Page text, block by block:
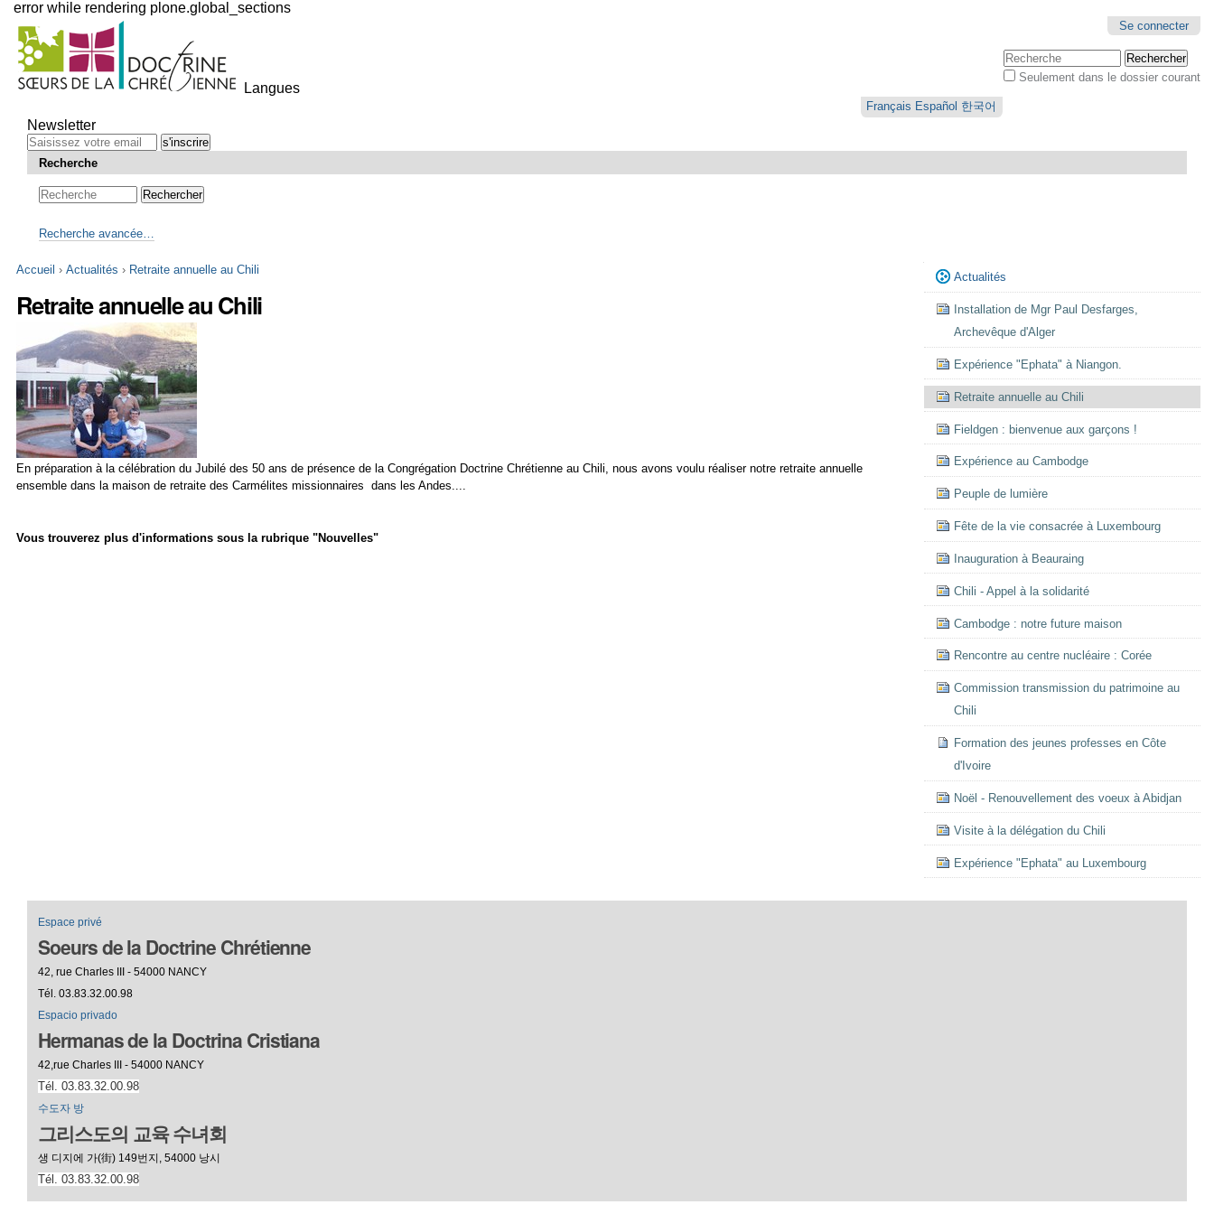
error while rendering plone.global_sections
Outils
personnels
Se connecter
Chercher par
Seulement dans le dossier courant
Langues
Français Español 한국어
au
contenu.
Aller
Newsletter
Recherche
Recherche avancée…
Accueil ›Actualités › Retraite annuelle au Chili
Retraite annuelle au Chili
En préparation à la célébration du Jubilé des 50 ans de présence de la Congrégation Doctrine Chrétienne au Chili, nous avons voulu réaliser notre retraite annuelle
ensemble dans la maison de retraite des Carmélites missionnaires dans les Andes....
Vous trouverez plus d'informations sous la rubrique "Nouvelles"
Navigation
Actualités
Installation de Mgr Paul Desfarges,
Archevêque d'Alger
Expérience "Ephata" à Niangon.
Retraite annuelle au Chili
Fieldgen : bienvenue aux garçons !
Expérience au Cambodge
Peuple de lumière
Fête de la vie consacrée à Luxembourg
Inauguration à Beauraing
Chili - Appel à la solidarité
Cambodge : notre future maison
Rencontre au centre nucléaire : Corée
Commission transmission du patrimoine au
Chili
Formation des jeunes professes en Côte
d'Ivoire
Noël - Renouvellement des voeux à Abidjan
Visite à la délégation du Chili
Expérience "Ephata" au Luxembourg
Espace privé
Soeurs de la Doctrine Chrétienne
42, rue Charles III - 54000 NANCY
Tél. 03.83.32.00.98
Espacio privado
Hermanas de la Doctrina Cristiana
42,rue Charles III - 54000 NANCY
Tél. 03.83.32.00.98
수도자 방
그리스도의 교육 수녀회
생 디지에 가(街) 149번지, 54000 낭시
Tél. 03.83.32.00.98